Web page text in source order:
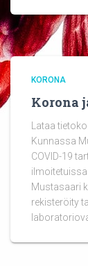
KORONA
Korona
Lataa
Kunnassa
COVID-19
Mustasaari
rekisteröity